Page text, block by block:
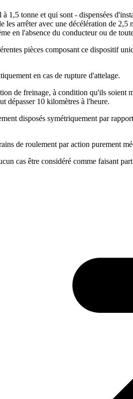
tonne et qui sont - dispensées
arrêter avec une décélération de
en l'absence du conducteur ou de
pièces composant ce dispositif
en cas de rupture d'attelage.
de freinage, à condition qu'ils soient
dépasser 10 kilomètres à l'heure.
disposés symétriquement par
de roulement par action purement
cas être considéré comme faisant